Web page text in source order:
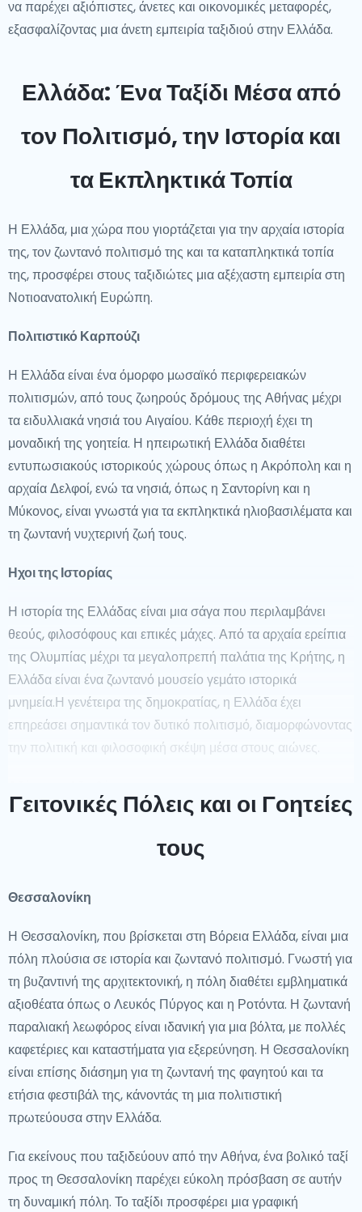
να παρέχει αξιόπιστες, άνετες και οικονομικές μεταφορές,
εξασφαλίζοντας μια άνετη εμπειρία ταξιδιού στην Ελλάδα.
Ελλάδα: Ένα Ταξίδι Μέσα από
τον Πολιτισμό, την Ιστορία και
τα Εκπληκτικά Τοπία
Η Ελλάδα, μια χώρα που γιορτάζεται για την αρχαία ιστορία
της, τον ζωντανό πολιτισμό της και τα καταπληκτικά τοπία
της, προσφέρει στους ταξιδιώτες μια αξέχαστη εμπειρία στη
Νοτιοανατολική Ευρώπη.
Πολιτιστικό Καρπούζι
Η Ελλάδα είναι ένα όμορφο μωσαϊκό περιφερειακών
πολιτισμών, από τους ζωηρούς δρόμους της Αθήνας μέχρι
τα ειδυλλιακά νησιά του Αιγαίου. Κάθε περιοχή έχει τη
μοναδική της γοητεία. Η ηπειρωτική Ελλάδα διαθέτει
εντυπωσιακούς ιστορικούς χώρους όπως η Ακρόπολη και η
αρχαία Δελφοί, ενώ τα νησιά, όπως η Σαντορίνη και η
Μύκονος, είναι γνωστά για τα εκπληκτικά ηλιοβασιλέματα και
τη ζωντανή νυχτερινή ζωή τους.
Ηχοι της Ιστορίας
Η ιστορία της Ελλάδας είναι μια σάγα που περιλαμβάνει
θεούς, φιλοσόφους και επικές μάχες. Από τα αρχαία ερείπια
της Ολυμπίας μέχρι τα μεγαλοπρεπή παλάτια της Κρήτης, η
Ελλάδα είναι ένα ζωντανό μουσείο γεμάτο ιστορικά
μνημεία.Η γενέτειρα της δημοκρατίας, η Ελλάδα έχει
επηρεάσει σημαντικά τον δυτικό πολιτισμό, διαμορφώνοντας
την πολιτική και φιλοσοφική σκέψη μέσα στους αιώνες.
κρυστάλλινα νερά του Αιγαίου, η Ελλάδα προσφέρει μια
Ακρόπολης, που παρουσιάζει αρχαία αντικείμενα, είναι μια
όσους αναζητούν φυσική ομορφιά, τα γραφικά τοπία των
βράχων των Μετεώρων και οι εκπληκτικές παραλίες της
Ζακύνθου προσφέρουν μαγευτικές θέατα.
Πέρα από τον Τουριστικό Μονοπάτι
Αν επιθυμείτε να εξερευνήσετε την πιο ήσυχη πλευρά της
Ελλάδας, οι περιοχές του Πηλίου και της Νάξου
προσφέρουν γοητεία και γαλήνη. Το Πήλιο, με τα πυκνά
δάση και τα παραδοσιακά χωριά, είναι ιδανικό για λάτρεις
του πεζοπορίας, ενώ η Νάξος διαθέτει όμορφες παραλίες και
πλούσια τοπική κουλτούρα. Η άγρια ομορφιά της ελληνικής
χερσονήσου προσκαλεί τους περιπετειώδεις να
Γειτονικές Πόλεις και οι Γοητείες
τους
Θεσσαλονίκη
Η Θεσσαλονίκη, που βρίσκεται στη Βόρεια Ελλάδα, είναι μια
πόλη πλούσια σε ιστορία και ζωντανό πολιτισμό. Γνωστή για
τη βυζαντινή της αρχιτεκτονική, η πόλη διαθέτει εμβληματικά
αξιοθέατα όπως ο Λευκός Πύργος και η Ροτόντα. Η ζωντανή
παραλιακή λεωφόρος είναι ιδανική για μια βόλτα, με πολλές
καφετέριες και καταστήματα για εξερεύνηση. Η Θεσσαλονίκη
είναι επίσης διάσημη για τη ζωντανή της φαγητού και τα
ετήσια φεστιβάλ της, κάνοντάς τη μια πολιτιστική
πρωτεύουσα στην Ελλάδα.
Για εκείνους που ταξιδεύουν από την Αθήνα, ένα βολικό ταξί
προς τη Θεσσαλονίκη παρέχει εύκολη πρόσβαση σε αυτήν
τη δυναμική πόλη. Το ταξίδι προσφέρει μια γραφική